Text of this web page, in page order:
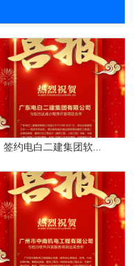
签约电白二建集团软...